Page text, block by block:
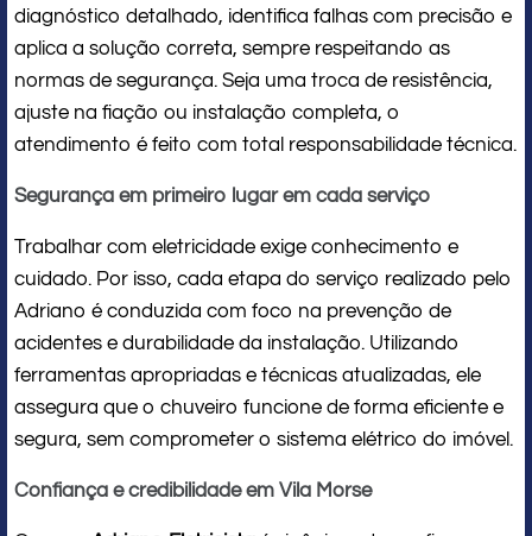
diagnóstico detalhado, identifica falhas com precisão e
aplica a solução correta, sempre respeitando as
normas de segurança. Seja uma troca de resistência,
ajuste na fiação ou instalação completa, o
atendimento é feito com total responsabilidade técnica.
Segurança em primeiro lugar em cada serviço
Trabalhar com eletricidade exige conhecimento e
cuidado. Por isso, cada etapa do serviço realizado pelo
Adriano é conduzida com foco na prevenção de
acidentes e durabilidade da instalação. Utilizando
ferramentas apropriadas e técnicas atualizadas, ele
assegura que o chuveiro funcione de forma eficiente e
segura, sem comprometer o sistema elétrico do imóvel.
Confiança e credibilidade em Vila Morse